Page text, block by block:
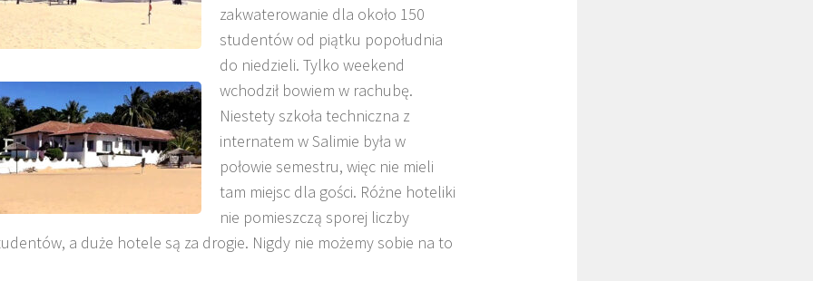
zakwaterowanie dla około 150
studentów od piątku popołudnia
do niedzieli. Tylko weekend
wchodził bowiem w rachubę.
Niestety szkoła techniczna z
internatem w Salimie była w
połowie semestru, więc nie mieli
tam miejsc dla gości. Różne hoteliki
nie pomieszczą sporej liczby
a duże hotele są za drogie. Nigdy nie możemy sobie na to